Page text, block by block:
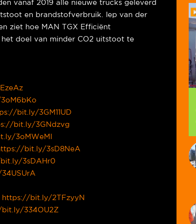
vanaf 2019 alle nieuwe trucks geleverd
en brandstofverbruik. Iep van der
ziet hoe MAN TGX Efficiënt
doel van minder CO2 uitstoot te
bit.ly/3GM11UD
bit.ly/3GNdzvg
3oMWeMI
bit.ly/3sD8NeA
3sDAHr0
https://bit.ly/2TFzyyN
334OU2Z